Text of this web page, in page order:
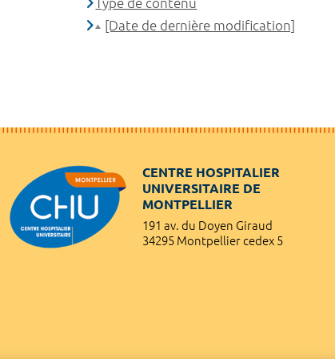
[Date de dernière modification]
CENTRE HOSPITALIER
UNIVERSITAIRE DE
MONTPELLIER
191 av. du Doyen Giraud
34295 Montpellier cedex 5